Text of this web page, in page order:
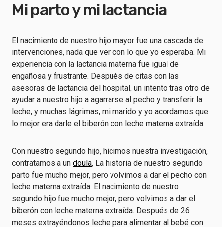
Mi parto y mi lactancia
El nacimiento de nuestro hijo mayor fue una cascada de
intervenciones, nada que ver con lo que yo esperaba. Mi
experiencia con la lactancia materna fue igual de
engañosa y frustrante. Después de citas con las
asesoras de lactancia del hospital, un intento tras otro de
ayudar a nuestro hijo a agarrarse al pecho y transferir la
leche, y muchas lágrimas, mi marido y yo acordamos que
lo mejor era darle el biberón con leche materna extraída.
Con nuestro segundo hijo, hicimos nuestra investigación,
contratamos a un doula, La historia de nuestro segundo
parto fue mucho mejor, pero volvimos a dar el pecho con
leche materna extraída. El nacimiento de nuestro
segundo hijo fue mucho mejor, pero volvimos a dar el
biberón con leche materna extraída. Después de 26
meses extrayéndonos leche para alimentar al bebé con